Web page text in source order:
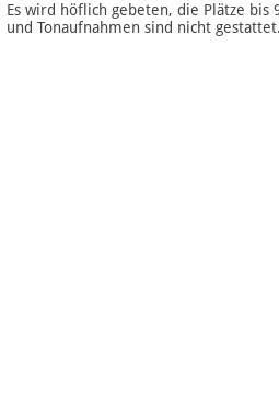
Es wird höflich gebeten, die Plätze
und Tonaufnahmen sind nicht gestattet.